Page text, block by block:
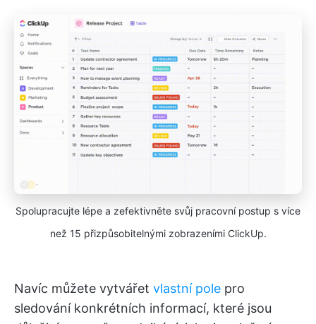
Spolupracujte lépe a zefektivněte svůj pracovní postup s více
než 15 přizpůsobitelnými zobrazeními ClickUp.
Navíc můžete vytvářet vlastní pole pro
sledování konkrétních informací, které jsou